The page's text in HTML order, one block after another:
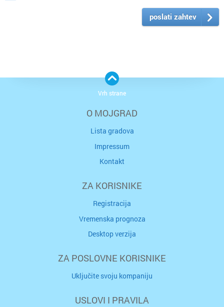
poslati zahtev
O MOJGRAD
Lista gradova
Impressum
Kontakt
ZA KORISNIKE
Registracija
Vremenska prognoza
Desktop verzija
ZA POSLOVNE KORISNIKE
Uključite svoju kompaniju
USLOVI I PRAVILA
Vrh strane